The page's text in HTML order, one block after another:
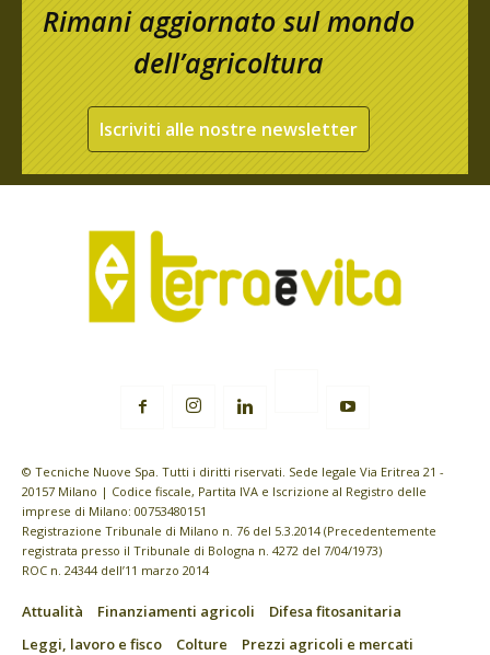
Rimani aggiornato sul mondo
dell’agricoltura
Iscriviti alle nostre newsletter
© Tecniche Nuove Spa. Tutti i diritti riservati. Sede legale Via Eritrea 21 -
20157 Milano | Codice fiscale, Partita IVA e Iscrizione al Registro delle
imprese di Milano: 00753480151
Registrazione Tribunale di Milano n. 76 del 5.3.2014 (Precedentemente
registrata presso il Tribunale di Bologna n. 4272 del 7/04/1973)
ROC n. 24344 dell’11 marzo 2014
Attualità Finanziamenti agricoli
Difesa fitosanitaria
Leggi, lavoro e fisco
Colture
Prezzi agricoli e mercati